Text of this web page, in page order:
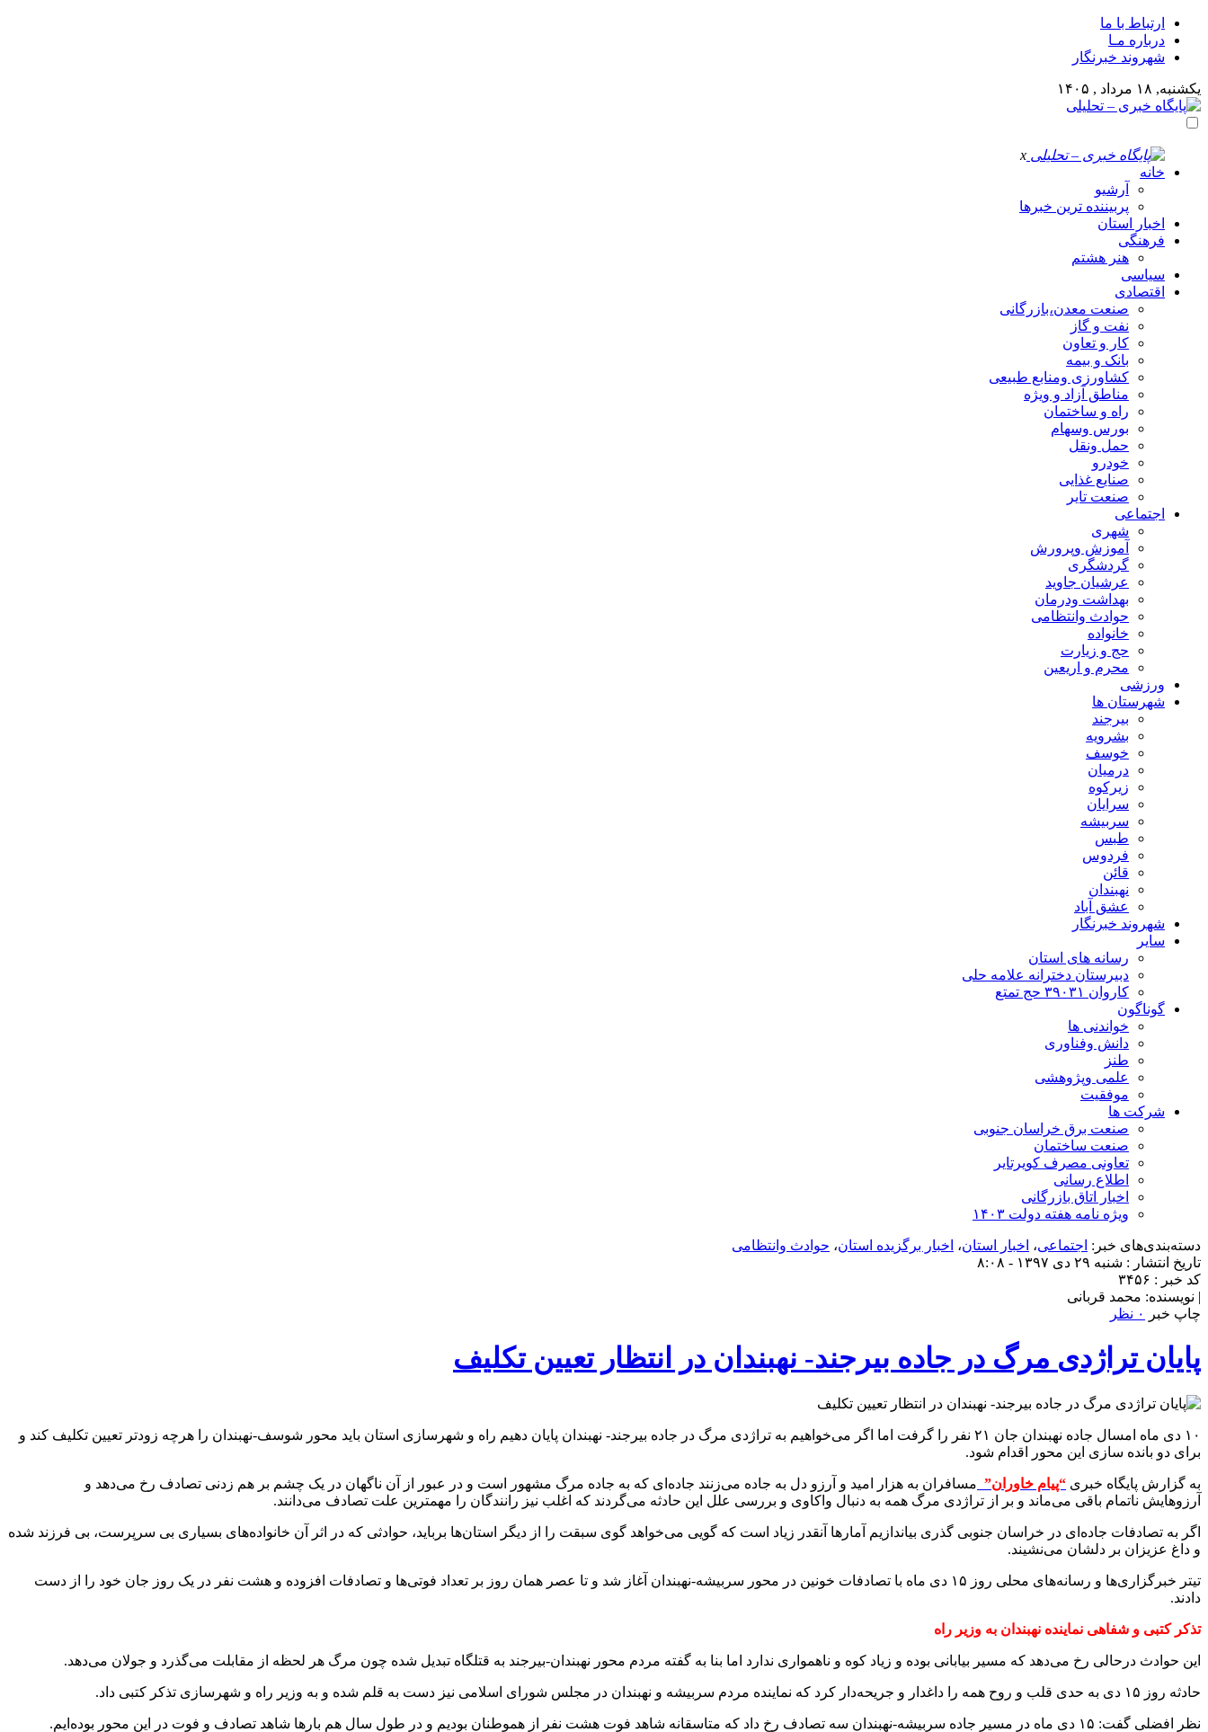
ارتباط با ما
درباره مـا
شهروند خبرنگار
یکشنبه, ۱۸ مرداد , ۱۴۰۵
x
خانه
آرشیو
پربیننده ترین خبرها
اخبار استان
فرهنگی
هنر هشتم
سیاسی
اقتصادی
صنعت معدن،بازرگانی
نفت و گاز
کار و تعاون
بانک و بیمه
کشاورزی ومنابع طبیعی
مناطق آزاد و ویژه
راه و ساختمان
بورس وسهام
حمل ونقل
خودرو
صنایع غذایی
صنعت تایر
اجتماعی
شهری
آموزش وپرورش
گردشگری
عرشیان جاوید
بهداشت ودرمان
حوادث وانتظامی
خانواده
حج و زیارت
محرم و اریعین
ورزشی
شهرستان ها
بیرجند
بشرویه
خوسف
درمیان
زیرکوه
سرایان
سربیشه
طبس
فردوس
قائن
نهبندان
عشق آباد
شهروند خبرنگار
سایر
رسانه های استان
دبیرستان دخترانه علامه حلی
کاروان ۳۹۰۳۱ حج تمتع
گوناگون
خواندنی ها
دانش وفناوری
طنز
علمی وپژوهشی
موفقیت
شرکت ها
صنعت برق خراسان جنوبی
صنعت ساختمان
تعاونی مصرف کویرتایر
اطلاع رسانی
اخبار اتاق بازرگانی
ویژه نامه هفته دولت ۱۴۰۳
دسته‌بندی‌های خبر: اجتماعی، اخبار استان، اخبار برگزیده استان، حوادث وانتظامی
تاریخ انتشار : شنبه ۲۹ دی ۱۳۹۷ - ۸:۰۸
کد خبر : ۳۴۵۶
| نویسنده: محمد قربانی
چاپ خبر
۰ نظر
پایان تراژدی مرگ در جاده بیرجند- نهبندان در انتظار تعیین تکلیف
۱۰ دی ماه امسال جاده نهبندان جان ۲۱ نفر را گرفت اما اگر می‌خواهیم به تراژدی مرگ در جاده بیرجند- نهبندان پایان دهیم راه و شهرسازی استان باید محور شوسف-نهبندان را هرچه زودتر تعیین تکلیف کند و
برای دو بانده سازی این محور اقدام شود.
به گزارش پایگاه خبری “پیام خاوران” مسافران به هزار امید و آرزو دل به جاده می‌زنند جاده‌ای که به جاده مرگ مشهور است و در عبور از آن ناگهان در یک چشم بر هم زدنی تصادف رخ می‌دهد و
آرزوهایش ناتمام باقی می‌ماند و بر از تراژدی مرگ همه به دنبال واکاوی و بررسی علل این حادثه می‌گردند که اغلب نیز رانندگان را مهمترین علت تصادف می‌دانند.
اگر به تصادفات جاده‌ای در خراسان جنوبی گذری بیاندازیم آمارها آنقدر زیاد است که گویی می‌خواهد گوی سبقت را از دیگر استان‌ها برباید، حوادثی که در اثر آن خانواده‌های بسیاری بی سرپرست، بی فرزند شده
و داغ عزیزان بر دلشان می‌نشیند.
تیتر خبرگزاری‌ها و رسانه‌های محلی روز ۱۵ دی ماه با تصادفات خونین در محور سربیشه-نهبندان آغاز شد و تا عصر همان روز بر تعداد فوتی‌ها و تصادفات افزوده و هشت نفر در یک روز جان خود را از دست
دادند.
تذکر کتبی و شفاهی نماینده نهبندان به وزیر راه
این حوادث درحالی رخ می‌دهد که مسیر بیابانی بوده و زیاد کوه و ناهمواری ندارد اما بنا به گفته مردم محور نهبندان-بیرجند به قتلگاه تبدیل شده چون مرگ هر لحظه از مقابلت می‌گذرد و جولان می‌دهد.
حادثه روز ۱۵ دی به حدی قلب و روح همه را داغدار و جریحه‌دار کرد که نماینده مردم سربیشه و نهبندان در مجلس شورای اسلامی نیز دست به قلم شده و به وزیر راه و شهرسازی تذکر کتبی داد.
نظر افضلی گفت: ۱۵ دی ماه در مسیر جاده سربیشه-نهبندان سه تصادف رخ داد که متاسقانه شاهد فوت هشت نفر از هموطنان بودیم و در طول سال هم بارها شاهد تصادف و فوت در این محور بوده‌ایم.